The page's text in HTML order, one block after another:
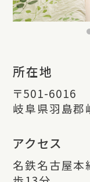
所在地
〒501-6016
岐阜県羽島
アクセス
名鉄名古屋本